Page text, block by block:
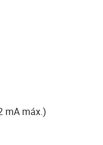
mA máx.)